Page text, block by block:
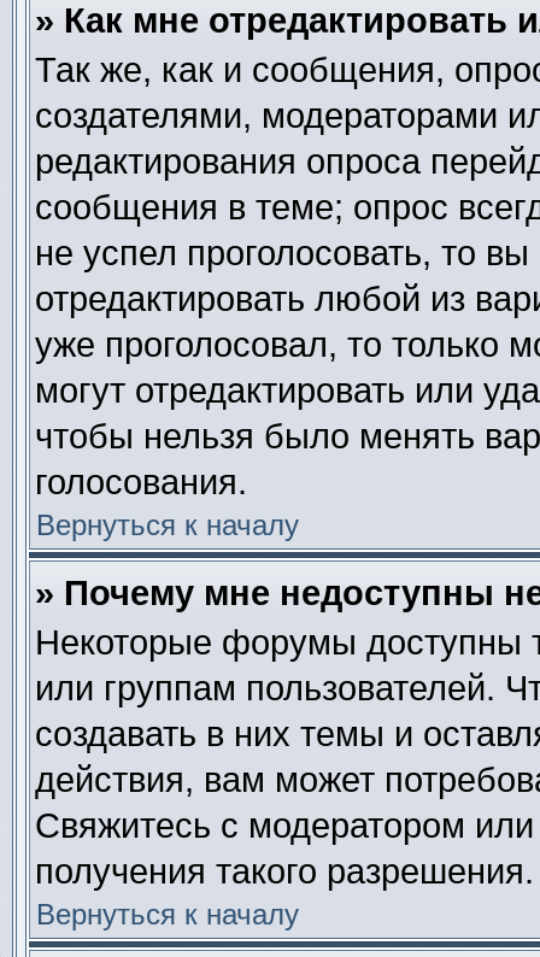
» Как мне отредактировать
Так же, как и сообщения,
создателями, модераторами
редактирования опроса
сообщения в теме; опрос
не успел проголосовать, то
отредактировать любой из
уже проголосовал, то только
могут отредактировать или
чтобы нельзя было менять
голосования.
Вернуться к началу
» Почему мне недоступны
Некоторые форумы доступны
или группам пользователей.
создавать в них темы и
действия, вам может
Свяжитесь с модератором
получения такого разрешения.
Вернуться к началу